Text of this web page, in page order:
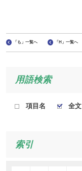
「も」一覧へ 「H」一覧へ
用語検索
項目名 全文
索引